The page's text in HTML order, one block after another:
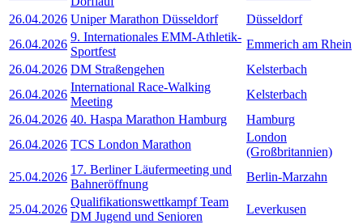
26.04.2026 Uniper Marathon Düsseldorf
Düsseldorf
26.04.2026
9. Internationales EMM-Athletik-
Sportfest
Emmerich am Rhein
26.04.2026 DM Straßengehen
Kelsterbach
26.04.2026
International Race-Walking
Meeting
Kelsterbach
26.04.2026 40. Haspa Marathon Hamburg
Hamburg
26.04.2026 TCS London Marathon
London
(Großbritannien)
25.04.2026
17. Berliner Läufermeeting und
Bahneröffnung
Berlin-Marzahn
25.04.2026
Qualifikationswettkampf Team
DM Jugend und Senioren
Leverkusen